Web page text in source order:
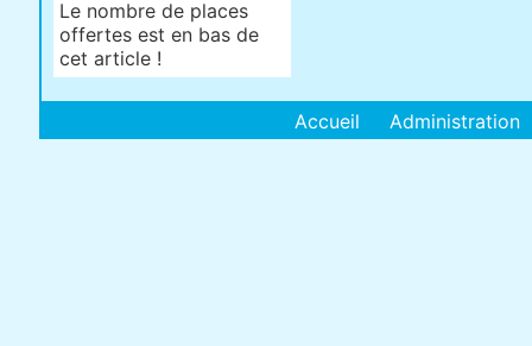
Le nombre de places
offertes est en bas de
cet article !
Accueil Administration